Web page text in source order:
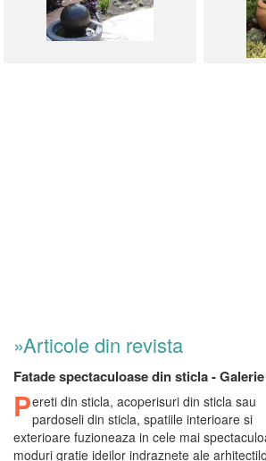
»Articole din revista
Fatade spectaculoase din sticla -
Pereti din sticla, acoperisuri din sticla sau
pardoseli din sticla, spatiile interioare si
exterioare fuzioneaza in cele mai
moduri gratie ideilor indraznete ale